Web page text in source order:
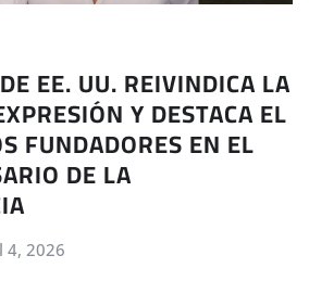
EE. UU. REIVINDICA LA
Y DESTACA EL
FUNDADORES EN EL
DE LA
4, 2026